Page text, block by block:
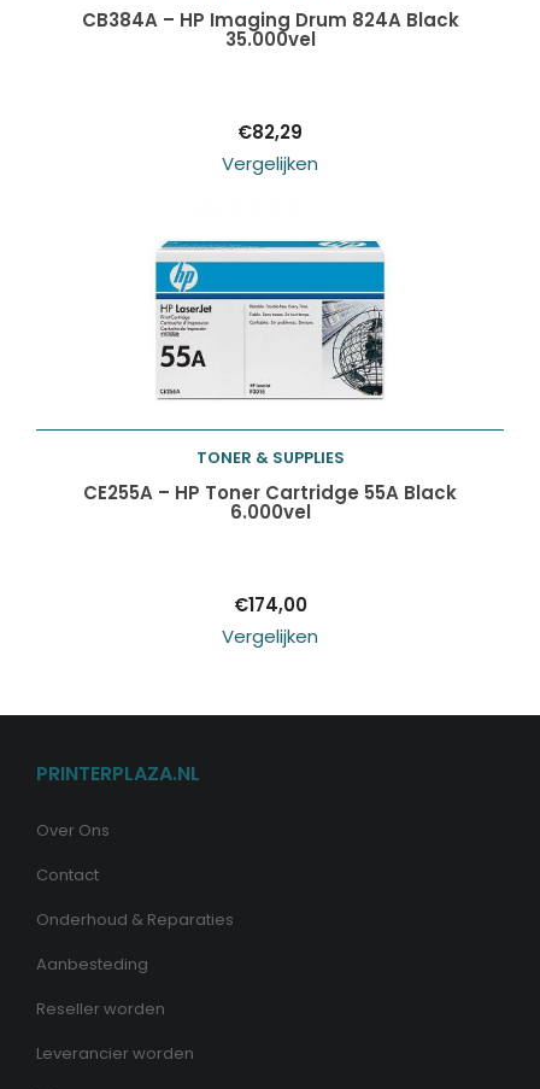
Toevoegen aan
CB384A – HP Imaging Drum 824A Black
35.000vel
€82,29
Vergelijken
Toevoegen aan
TONER & SUPPLIES
CE255A – HP Toner Cartridge 55A Black
6.000vel
€174,00
Vergelijken
PRINTERPLAZA.NL
Over Ons
Contact
Onderhoud & Reparaties
Aanbesteding
Reseller worden
Leverancier worden